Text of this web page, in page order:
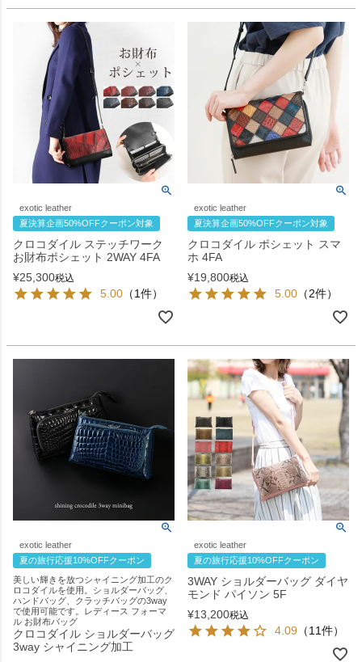
exotic leather
夏決算企画50%OFFクーポン対象
クロコダイル ステッチワーク
お財布ポシェット 2WAY 4FA
¥25,300税込
5.00 （1件）
exotic leather
夏決算企画50%OFFクーポン対象
クロコダイル ポシェット スマ
ホ 4FA
¥19,800税込
5.00 （2件）
exotic leather
夏の旅行応援10%OFFクーポン
美しい輝きを放つシャイニング加工のク
ロコダイルを使用。ショルダーバッグ、
ハンドバッグ、クラッチバッグの3way
で使用可能です。レディース フォーマ
ル お財布バッグ
クロコダイル ショルダーバッグ
3way シャイニング加工
exotic leather
夏の旅行応援10%OFFクーポン
3WAY ショルダーバッグ ダイヤ
モンド パイソン 5F
¥13,200税込
4.09 （11件）